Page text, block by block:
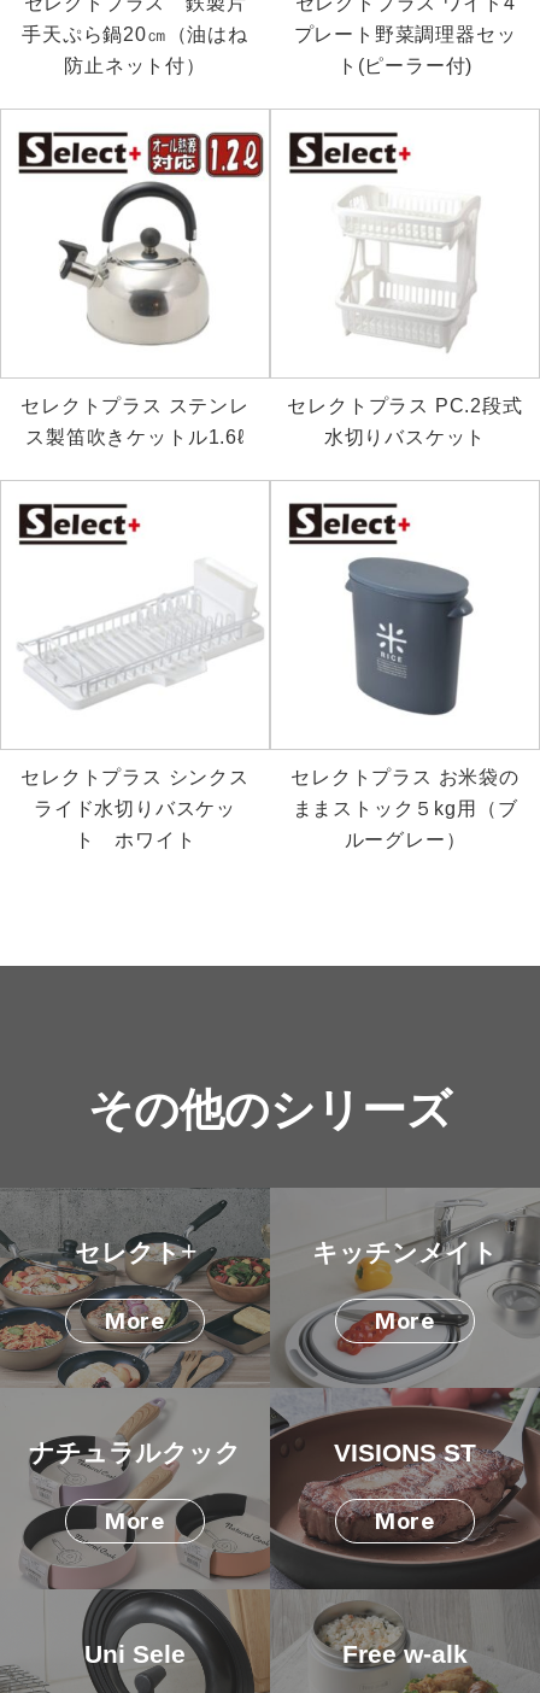
手天ぷら鍋20㎝（油はね
防止ネット付）
プレート野菜調理器セッ
ト(ピーラー付)
セレクトプラス ステンレ
ス製笛吹きケットル1.6ℓ
セレクトプラス PC.2段式
水切りバスケット
セレクトプラス シンクス
ライド水切りバスケッ
ト ホワイト
セレクトプラス お米袋の
ままストック５kg用（ブ
ルーグレー）
その他のシリーズ
セレクト+
More
キッチンメイト
More
ナチュラルクック
More
VISIONS ST
More
Uni Sele Free w-alk